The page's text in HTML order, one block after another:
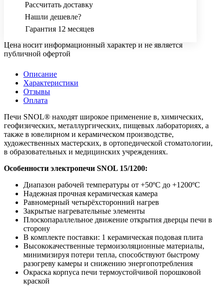
Рассчитать доставку
Нашли дешевле?
Гарантия 12 месяцев
Цена носит информационный характер и не является
публичной офертой
Описание
Характеристики
Отзывы
Оплата
Печи SNOL® находят широкое применение в, химических,
геофизических, металлургических, пищевых лабораториях, а
также в ювелирном и керамическом производстве,
художественных мастерских, в ортопедической стоматологии,
в образовательных и медицинских учреждениях.
Особенности электропечи SNOL 15/1200:
Диапазон рабочей температуры от +50ºC до +1200ºC
Надежная прочная керамическая камера
Равномерный четырёхсторонний нагрев
Закрытые нагревательные элементы
Плоскопараллельное движение открытия дверцы печи в
сторону
В комплекте поставки: 1 керамическая подовая плита
Высококачественные термоизоляционные материалы,
минимизируя потери тепла, способствуют быстрому
разогреву камеры и снижению энергопотребления
Окраска корпуса печи термоустойчивой порошковой
краской